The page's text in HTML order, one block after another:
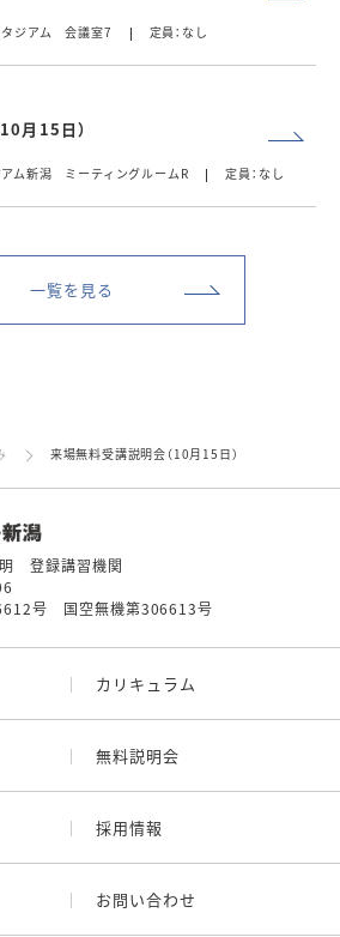
タジアム 会議室7
定員：なし
月15日）
アム新潟 ミーティングルームR
定員：なし
一覧を見る
来場無料受講説明会（10月15日）
登録講習機関
号 国空無機第306613号
カリキュラム
無料説明会
採用情報
お問い合わせ